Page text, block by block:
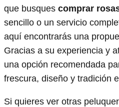
que busques comprar
sencillo o un servicio
aquí encontrarás una
Gracias a su experiencia y
una opción recomendada
frescura, diseño y tradición
Si quieres ver otras